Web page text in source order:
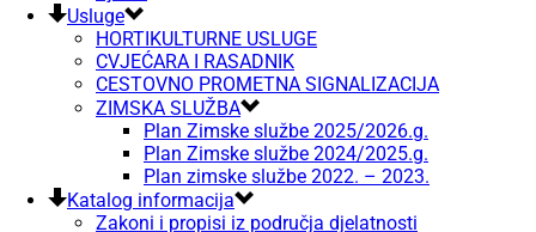
Usluge
HORTIKULTURNE USLUGE
CVJEĆARA I RASADNIK
CESTOVNO PROMETNA SIGNALIZACIJA
ZIMSKA SLUŽBA
Plan Zimske službe 2025/2026.g.
Plan Zimske službe 2024/2025.g.
Plan zimske službe 2022. – 2023.
Katalog informacija
Zakoni i propisi iz područja djelatnosti